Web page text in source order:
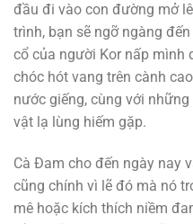
đầu đi vào con đường mở
trình, bạn sẽ ngỡ ngàng
cổ của người Kor nấp mình
chóc hót vang trên cành
nước giếng, cùng với
vật lạ lùng hiếm gặp.
Cà Đam cho đến ngày nay
cũng chính vì lẽ đó mà nó
mê hoặc kích thích niềm